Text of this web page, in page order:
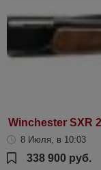
Winchester SXR
8 Июля, в 10:03
338 900 руб.